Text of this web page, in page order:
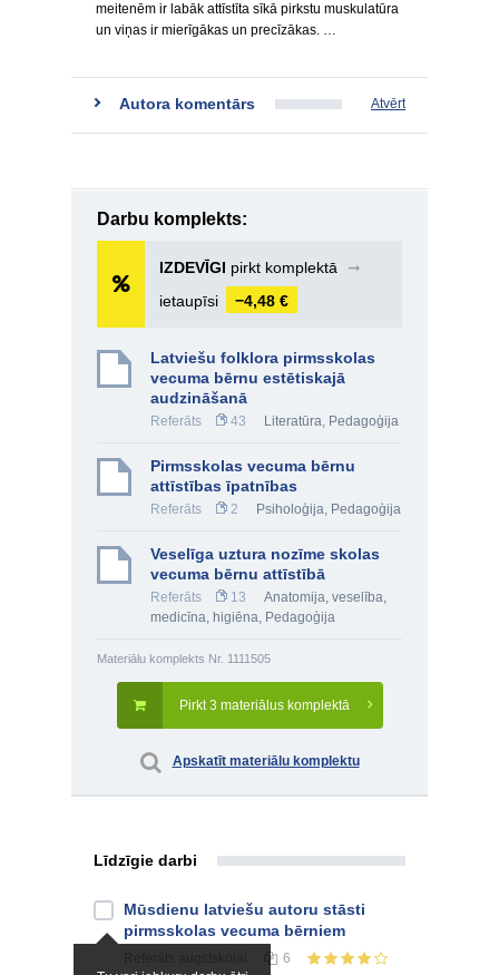
meitenēm ir labāk attīstīta sīkā pirkstu muskulatūra
un viņas ir mierīgākas un precīzākas. …
Autora komentārs Atvērt
Darbu komplekts:
IZDEVĪGI pirkt komplektā
➞
ietaupīsi
−4,48 €
Latviešu folklora pirmsskolas
vecuma bērnu estētiskajā
audzināšanā
Referāts 43 Literatūra, Pedagoģija
Pirmsskolas vecuma bērnu
attīstības īpatnības
Referāts 2 Psiholoģija, Pedagoģija
Veselīga uztura nozīme skolas
vecuma bērnu attīstībā
Referāts 13
Anatomija, veselība,
medicīna, higiēna, Pedagoģija
Materiālu komplekts Nr. 1111505
Pirkt 3 materiālus komplektā
Apskatīt materiālu komplektu
Līdzīgie darbi
Mūsdienu latviešu autoru stāsti
pirmsskolas vecuma bērniem
6